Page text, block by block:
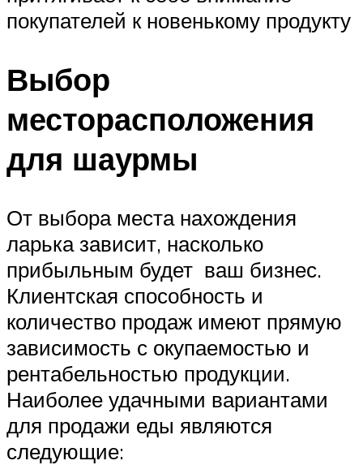
покупателей к новенькому продукту
Выбор
месторасположения
для шаурмы
От выбора места нахождения
ларька зависит, насколько
прибыльным будет ваш бизнес.
Клиентская способность и
количество продаж имеют прямую
зависимость с окупаемостью и
рентабельностью продукции.
Наиболее удачными вариантами
для продажи еды являются
следующие: